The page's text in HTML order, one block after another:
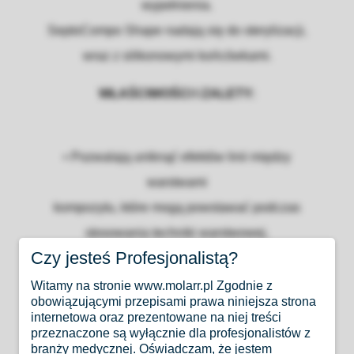
wypełnienia.
SeptoCompo Shape nadają się do sterylizacji,
wraz z silikonowymi końcówkami.
WŁAŚCIWOŚCI I ZALETY:
• Pozwalają uniknąć efektów linii między
warstwami
kompozytu, które mogą powstawać podczas
stosowania techniki warstwowej.
• Zapewniają uzyskanie gładkiej powierzchni,
co znacznie skraca czas ostatecznego
opracowania i polerowania.
• Dostępne w dwóch wersjach z twardą i miękką
Czy jesteś Profesjonalistą?
Witamy na stronie www.molarr.pl Zgodnie z
obowiązującymi przepisami prawa niniejsza strona
internetowa oraz prezentowane na niej treści
przeznaczone są wyłącznie dla profesjonalistów z
branży medycznej. Oświadczam, że jestem